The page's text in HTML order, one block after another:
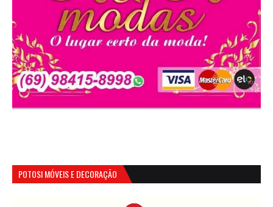
POTOSI MÓVEIS E DECORAÇÃO